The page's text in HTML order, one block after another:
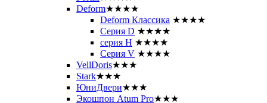
Deform★★★★
Deform Классика ★★★★
Серия D ★★★★
серия H ★★★★
Серия V ★★★★
VellDoris★★★
Stark★★★
ЮниДвери★★★
Экошпон Atum Pro★★★